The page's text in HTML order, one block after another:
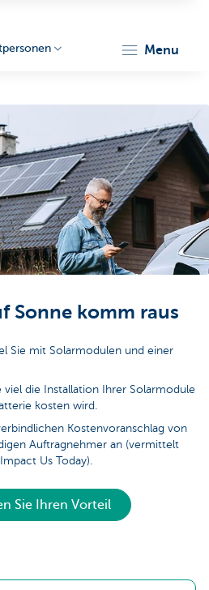
menu
Sonne komm raus
Sie mit Solarmodulen und einer
viel die Installation Ihrer Solarmodule
kosten wird.
Kostenvoranschlag von
Auftragnehmer an (vermittelt
Us Today).
Sie Ihren Vorteil